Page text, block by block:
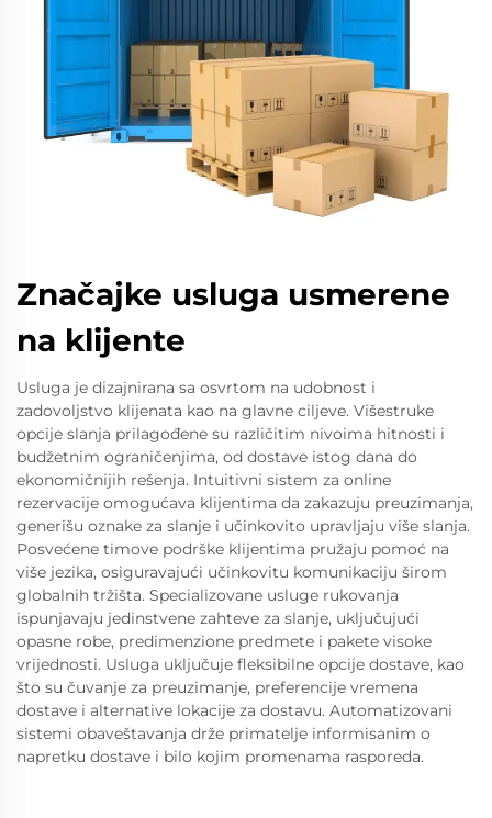
Značajke usluga usmerene
na klijente
Usluga je dizajnirana sa osvrtom na udobnost i
zadovoljstvo klijenata kao na glavne ciljeve. Višestruke
opcije slanja prilagođene su različitim nivoima hitnosti i
budžetnim ograničenjima, od dostave istog dana do
ekonomičnijih rešenja. Intuitivni sistem za online
rezervacije omogućava klijentima da zakazuju preuzimanja,
generišu oznake za slanje i učinkovito upravljaju više slanja.
Posvećene timove podrške klijentima pružaju pomoć na
više jezika, osiguravajući učinkovitu komunikaciju širom
globalnih tržišta. Specializovane usluge rukovanja
ispunjavaju jedinstvene zahteve za slanje, uključujući
opasne robe, predimenzione predmete i pakete visoke
vrijednosti. Usluga uključuje fleksibilne opcije dostave, kao
što su čuvanje za preuzimanje, preferencije vremena
dostave i alternative lokacije za dostavu. Automatizovani
sistemi obaveštavanja drže primatelje informisanim o
napretku dostave i bilo kojim promenama rasporeda.